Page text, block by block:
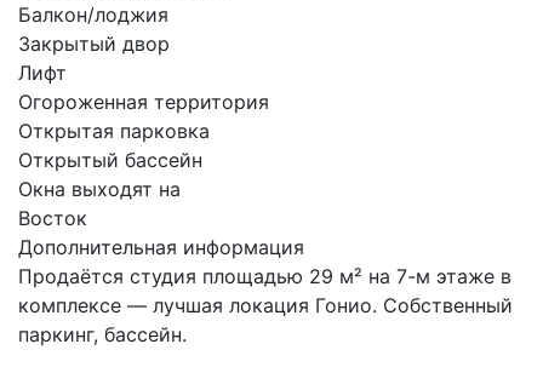
Балкон/лоджия
Закрытый двор
Лифт
Огороженная территория
Открытая парковка
Открытый бассейн
Окна выходят на
Восток
Дополнительная информация
Продаётся студия площадью 29 м² на 7-м этаже в
комплексе — лучшая локация Гонио. Собственный
паркинг, бассейн.